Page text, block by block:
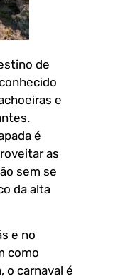
de
e
é
as
sem se
da alta
e no
como
o carnaval é